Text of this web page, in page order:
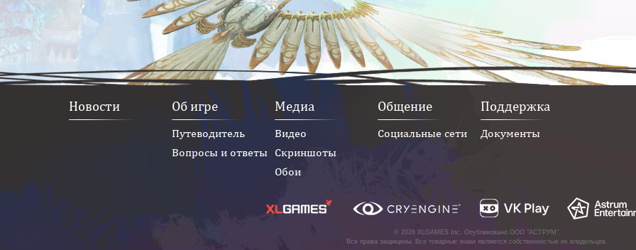
Новости Об игре
Путеводитель
Вопросы и ответы
Медиа
Видео
Скриншоты
Обои
Общение
Социальные сети
Поддержка
Документы
© 2026 XLGAMES Inc. Опубликовано ООО "АСТРУМ".
Все права защищены. Все товарные знаки являются собственностью их владельцев.